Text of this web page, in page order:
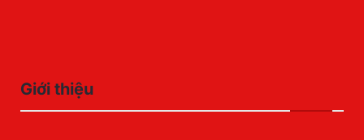
Giới thiệu